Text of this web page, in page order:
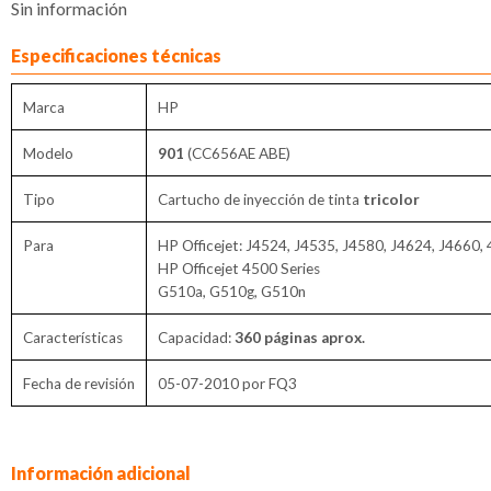
Sin información
Especificaciones técnicas
Marca HP
Modelo 901 (CC656AE ABE)
Tipo Cartucho de inyección de tinta tricolor
Para
HP Officejet: J4524, J4535, J4580, J4624, J4660,
HP Officejet 4500 Series
G510a, G510g, G510n
Características Capacidad:360 páginas aprox.
Fecha de revisión 05-07-2010 por FQ3
Información adicional